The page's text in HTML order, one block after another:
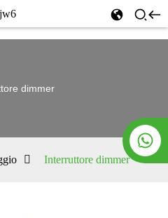
dimmer
Interruttore dimmer